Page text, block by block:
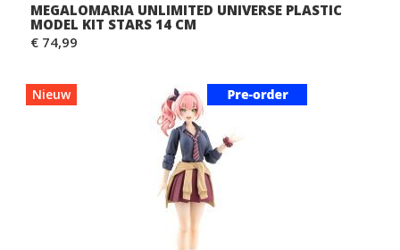
MEGALOMARIA UNLIMITED UNIVERSE PLASTIC
MODEL KIT STARS 14 CM
€ 74,99
Nieuw